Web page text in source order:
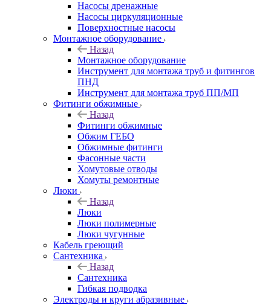
Насосы дренажные
Насосы циркуляционные
Поверхностные насосы
Монтажное оборудование
Назад
Монтажное оборудование
Инструмент для монтажа труб и фитингов
ПНД
Инструмент для монтажа труб ПП/МП
Фитинги обжимные
Назад
Фитинги обжимные
Обжим ГЕБО
Обжимные фитинги
Фасонные части
Хомутовые отводы
Хомуты ремонтные
Люки
Назад
Люки
Люки полимерные
Люки чугунные
Кабель греющий
Сантехника
Назад
Сантехника
Гибкая подводка
Электроды и круги абразивные